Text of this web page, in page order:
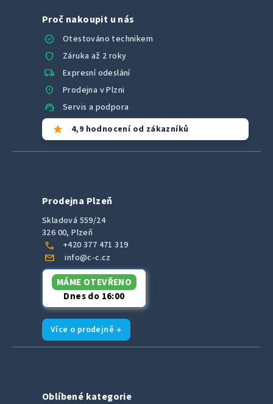
Proč nakoupit u nás
verified
Otestováno technikem
shield Záruka až 2 roky
local_shipping Expresní odeslání
location_on Prodejna v Plzni
support_agent Servis a podpora
star 4,9 hodnocení od zákazníků
Prodejna Plzeň
Skladová 559/24
326 00, Plzeň
call +420 377 471 319
mail info@c-c.cz
MÁME OTEVŘENO
Dnes do 16:00
Více o prodejně →
Oblíbené kategorie